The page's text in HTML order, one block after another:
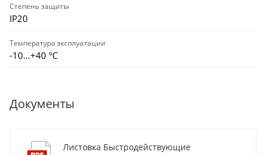
Степень защиты
IP20
Температура эксплуатации
-10…+40 °С
Документы
Листовка Быстродействующие